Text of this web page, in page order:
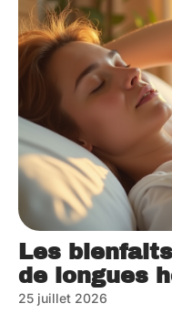
Les
de longues
25 juillet 2026